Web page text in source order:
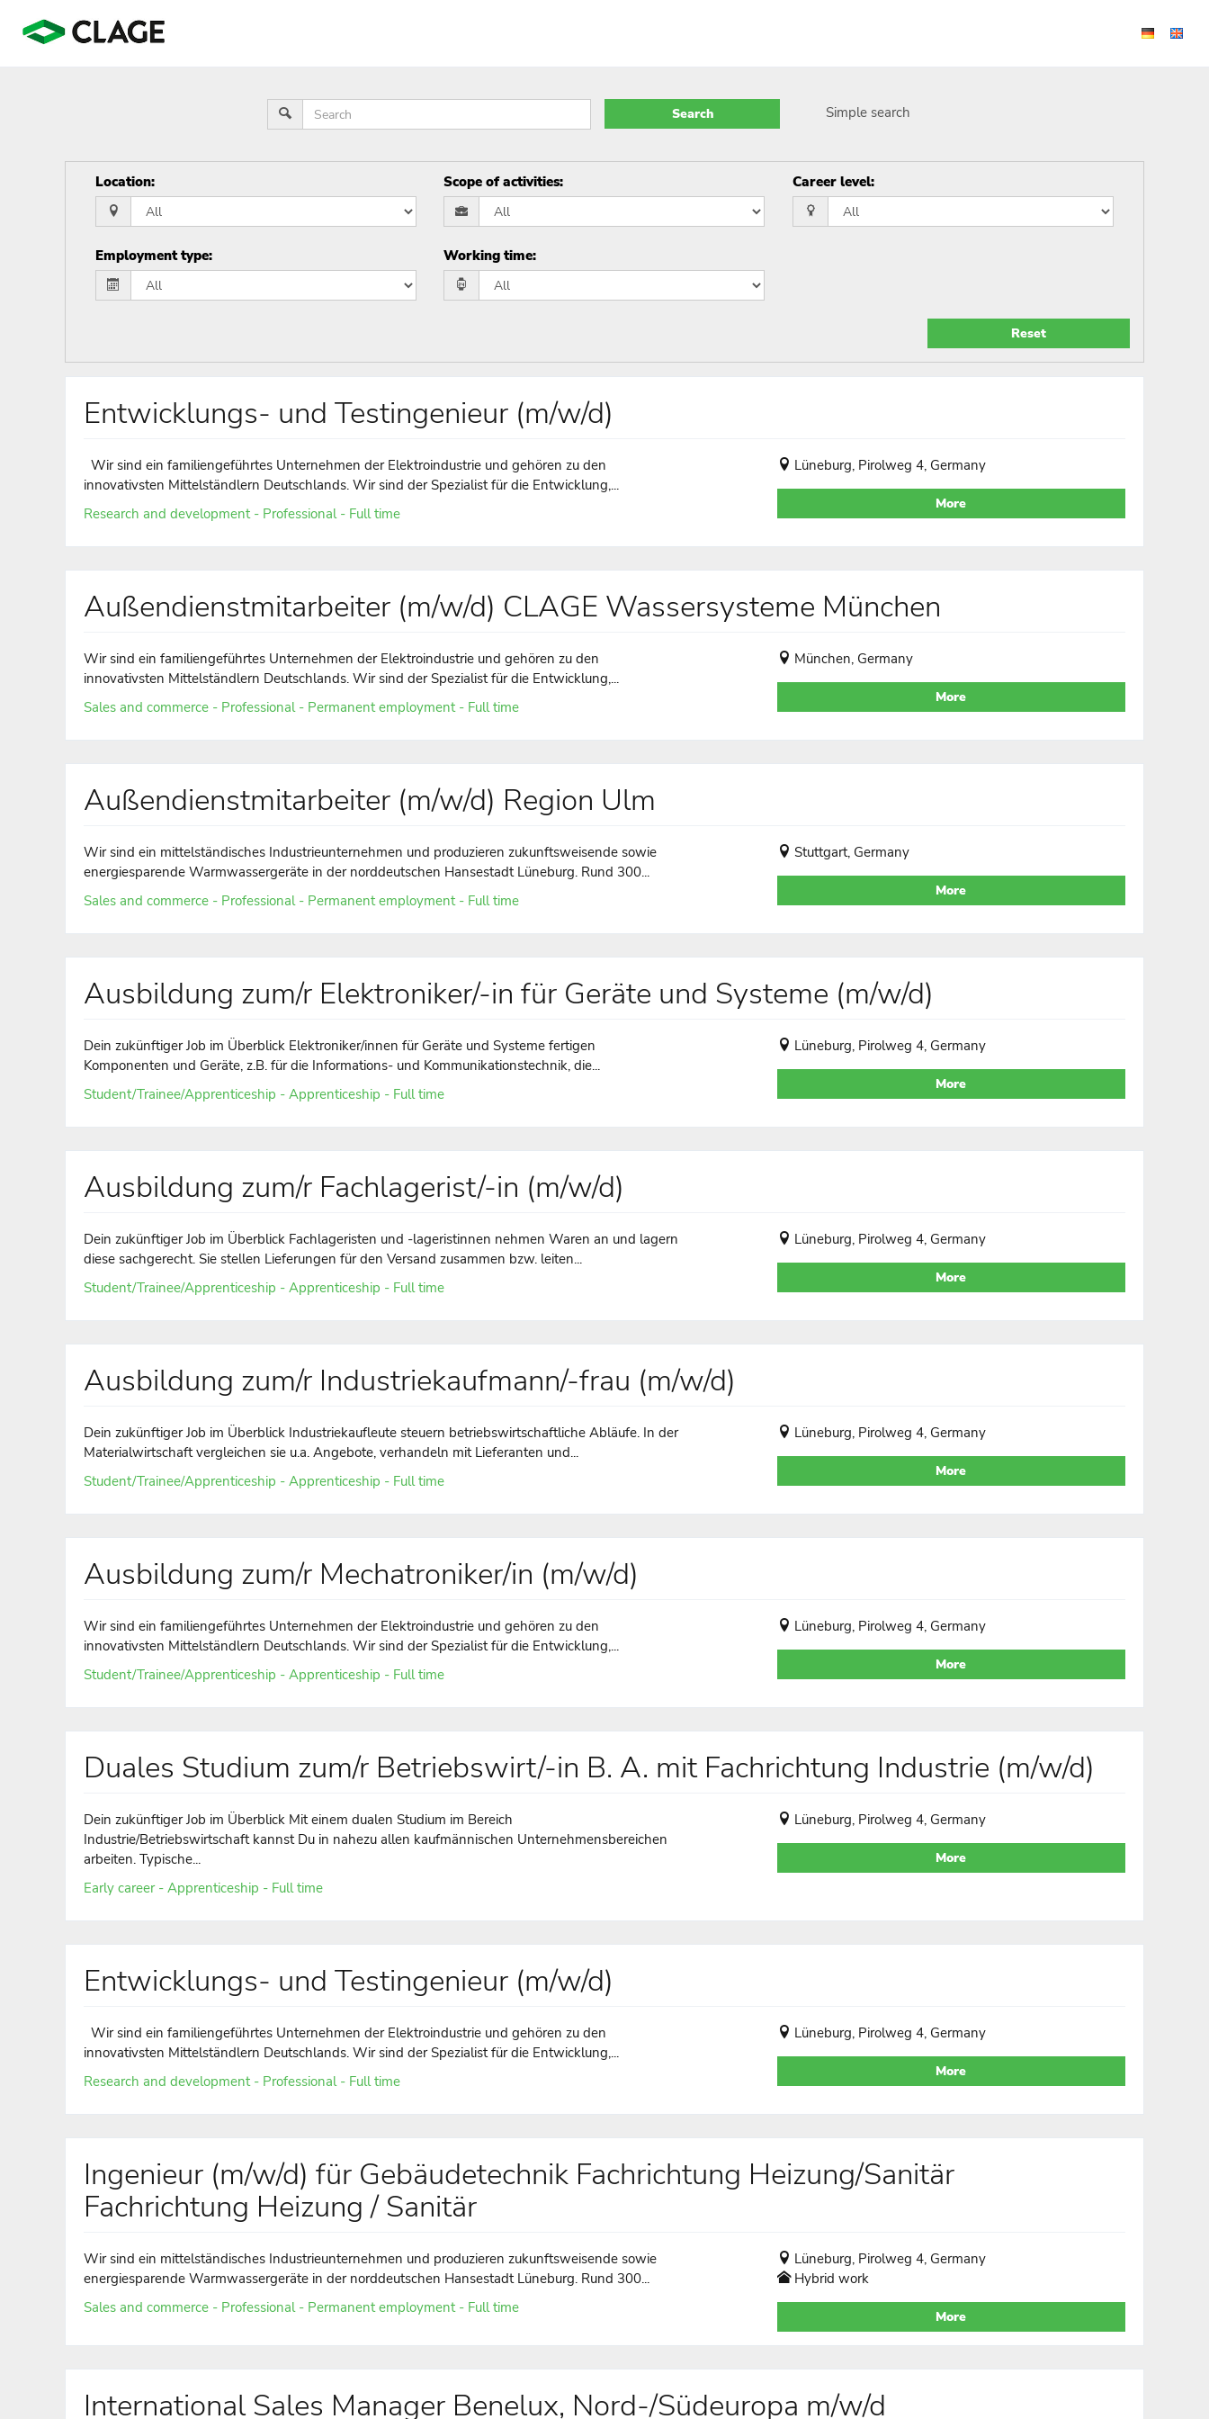
Search Simple search
Location: Scope of activities: Career level:
Employment type: Working time:
Reset
Entwicklungs- und Testingenieur (m/w/d)
Wir sind ein familiengeführtes Unternehmen der Elektroindustrie und gehören zu den
innovativsten Mittelständlern Deutschlands. Wir sind der Spezialist für die Entwicklung,...
Research and development - Professional - Full time
Lüneburg, Pirolweg 4, Germany
More
Außendienstmitarbeiter (m/w/d) CLAGE Wassersysteme München
Wir sind ein familiengeführtes Unternehmen der Elektroindustrie und gehören zu den
innovativsten Mittelständlern Deutschlands. Wir sind der Spezialist für die Entwicklung,...
Sales and commerce - Professional - Permanent employment - Full time
München, Germany
More
Außendienstmitarbeiter (m/w/d) Region Ulm
Wir sind ein mittelständisches Industrieunternehmen und produzieren zukunftsweisende sowie
energiesparende Warmwassergeräte in der norddeutschen Hansestadt Lüneburg. Rund 300...
Sales and commerce - Professional - Permanent employment - Full time
Stuttgart, Germany
More
Ausbildung zum/r Elektroniker/-in für Geräte und Systeme (m/w/d)
Dein zukünftiger Job im Überblick Elektroniker/innen für Geräte und Systeme fertigen
Komponenten und Geräte, z.B. für die Informations- und Kommunikationstechnik, die...
Student/Trainee/Apprenticeship - Apprenticeship - Full time
Lüneburg, Pirolweg 4, Germany
More
Ausbildung zum/r Fachlagerist/-in (m/w/d)
Dein zukünftiger Job im Überblick Fachlageristen und -lageristinnen nehmen Waren an und lagern
diese sachgerecht. Sie stellen Lieferungen für den Versand zusammen bzw. leiten...
Student/Trainee/Apprenticeship - Apprenticeship - Full time
Lüneburg, Pirolweg 4, Germany
More
Ausbildung zum/r Industriekaufmann/-frau (m/w/d)
Dein zukünftiger Job im Überblick Industriekaufleute steuern betriebswirtschaftliche Abläufe. In der
Materialwirtschaft vergleichen sie u.a. Angebote, verhandeln mit Lieferanten und...
Student/Trainee/Apprenticeship - Apprenticeship - Full time
Lüneburg, Pirolweg 4, Germany
More
Ausbildung zum/r Mechatroniker/in (m/w/d)
Wir sind ein familiengeführtes Unternehmen der Elektroindustrie und gehören zu den
innovativsten Mittelständlern Deutschlands. Wir sind der Spezialist für die Entwicklung,...
Student/Trainee/Apprenticeship - Apprenticeship - Full time
Lüneburg, Pirolweg 4, Germany
More
Duales Studium zum/r Betriebswirt/-in B. A. mit Fachrichtung Industrie (m/w/d)
Dein zukünftiger Job im Überblick Mit einem dualen Studium im Bereich
Industrie/Betriebswirtschaft kannst Du in nahezu allen kaufmännischen Unternehmensbereichen
arbeiten. Typische...
Early career - Apprenticeship - Full time
Lüneburg, Pirolweg 4, Germany
More
Entwicklungs- und Testingenieur (m/w/d)
Wir sind ein familiengeführtes Unternehmen der Elektroindustrie und gehören zu den
innovativsten Mittelständlern Deutschlands. Wir sind der Spezialist für die Entwicklung,...
Research and development - Professional - Full time
Lüneburg, Pirolweg 4, Germany
More
Ingenieur (m/w/d) für Gebäudetechnik Fachrichtung Heizung/Sanitär
Fachrichtung Heizung / Sanitär
Wir sind ein mittelständisches Industrieunternehmen und produzieren zukunftsweisende sowie
energiesparende Warmwassergeräte in der norddeutschen Hansestadt Lüneburg. Rund 300...
Sales and commerce - Professional - Permanent employment - Full time
Lüneburg, Pirolweg 4, Germany
Hybrid work
More
International Sales Manager Benelux, Nord-/Südeuropa m/w/d